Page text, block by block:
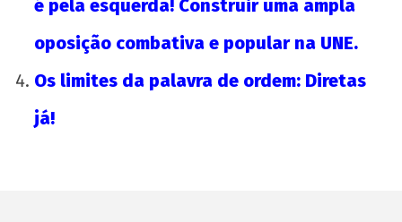
é pela esquerda! Construir uma ampla
oposição combativa e popular na UNE.
Os limites da palavra de ordem: Diretas
já!